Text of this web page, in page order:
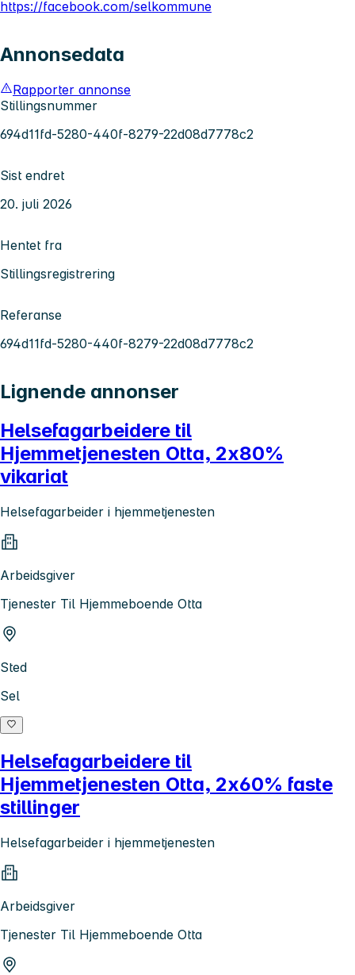
https://facebook.com/selkommune
Annonsedata
Rapporter annonse
Stillingsnummer
694d11fd-5280-440f-8279-22d08d7778c2
Sist endret
20. juli 2026
Hentet fra
Stillingsregistrering
Referanse
694d11fd-5280-440f-8279-22d08d7778c2
Lignende annonser
Helsefagarbeidere til
Hjemmetjenesten Otta, 2x80%
vikariat
Helsefagarbeider i hjemmetjenesten
Arbeidsgiver
Tjenester Til Hjemmeboende Otta
Sted
Sel
Helsefagarbeidere til
Hjemmetjenesten Otta, 2x60% faste
stillinger
Helsefagarbeider i hjemmetjenesten
Arbeidsgiver
Tjenester Til Hjemmeboende Otta